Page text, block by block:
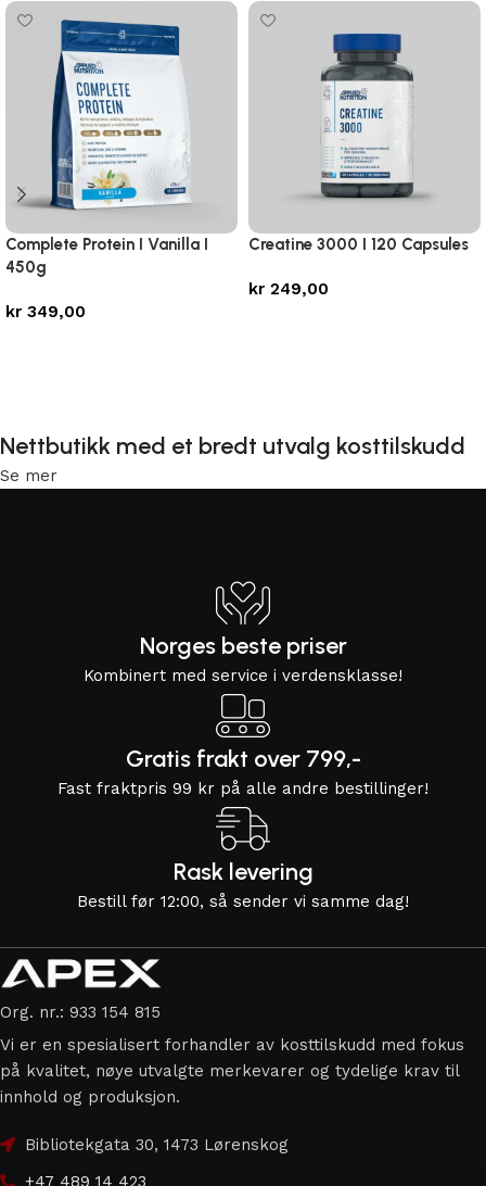
Complete Protein I Vanilla I
450g
kr 349,00
Creatine 3000 I 120 Capsules
kr 249,00
Nettbutikk med et bredt utvalg kosttilskudd
Se mer
Norges beste priser
Kombinert med service i verdensklasse!
Gratis frakt over 799,-
Fast fraktpris 99 kr på alle andre bestillinger!
Rask levering
Bestill før 12:00, så sender vi samme dag!
Org. nr.: 933 154 815
Vi er en spesialisert forhandler av kosttilskudd med fokus
på kvalitet, nøye utvalgte merkevarer og tydelige krav til
innhold og produksjon.
Bibliotekgata 30, 1473 Lørenskog
+47 489 14 423